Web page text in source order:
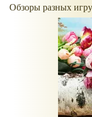
Обзоры разных